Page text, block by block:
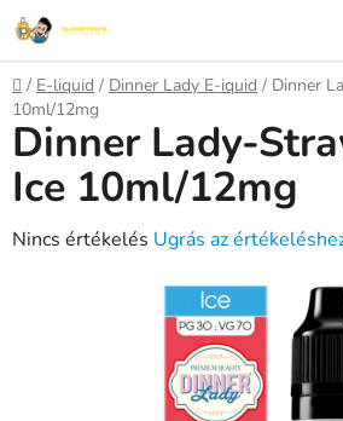
Ugrás
fő
tartalomhoz
Kezdőlap
/ E-liquid / Dinner Lady E-iquid / Dinner
10ml/12mg
Dinner Lady-
Ice 10ml/12mg
A
Nincs értékelés Ugrás az